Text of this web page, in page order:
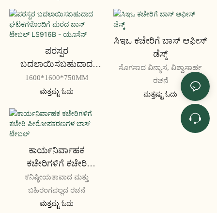
ಪರಸ್ಪರ
ಬದಲಾಯಿಸಬಹುದಾದ
ಘಟಕಗಳೊಂದಿಗೆ ಮರದ
ಬಾಸ್ ಟೇಬಲ್ LS916B -
1600*1600*750MM
ಮತ್ತಷ್ಟು ಓದು
ಸಿಇಒ ಕಚೇರಿಗೆ ಬಾಸ್ ಆಫೀಸ್
ಡೆಸ್ಕ್
ಸೊಗಸಾದ ವಿನ್ಯಾಸ, ವಿಶ್ವಾಸಾರ್ಹ
ರಚನೆ
ಮತ್ತಷ್ಟು ಓದು
ಕಾರ್ಯನಿರ್ವಾಹಕ
ಕಚೇರಿಗಳಿಗೆ ಕಚೇರಿ
ಪೀಠೋಪಕರಣಗಳ ಬಾಸ್
ಟೇಬಲ್
ಕನಿಷ್ಠೀಯತಾವಾದ ಮತ್ತು
ಬಹಿರಂಗವಲ್ಲದ ರಚನೆ
ಮತ್ತಷ್ಟು ಓದು